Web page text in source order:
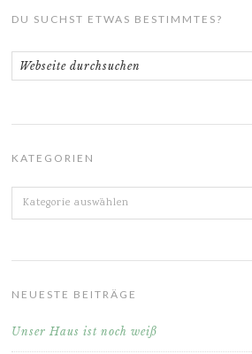
DU SUCHST ETWAS BESTIMMTES?
KATEGORIEN
Kategorien
NEUESTE BEITRÄGE
Unser Haus ist noch weiß